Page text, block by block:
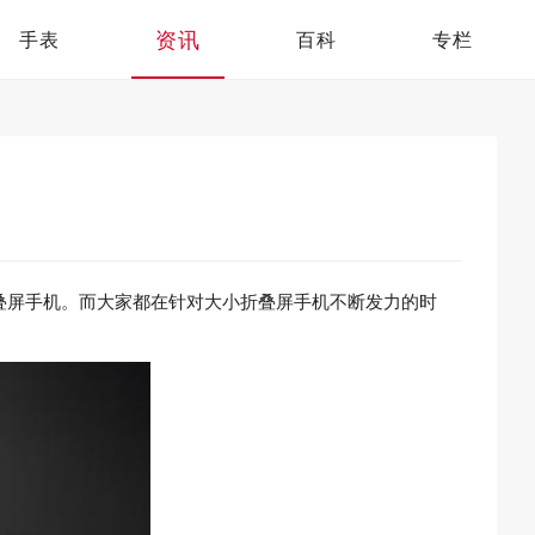
手表 资讯 百科 专栏
手机。而大家都在针对大小折叠屏手机不断发力的时